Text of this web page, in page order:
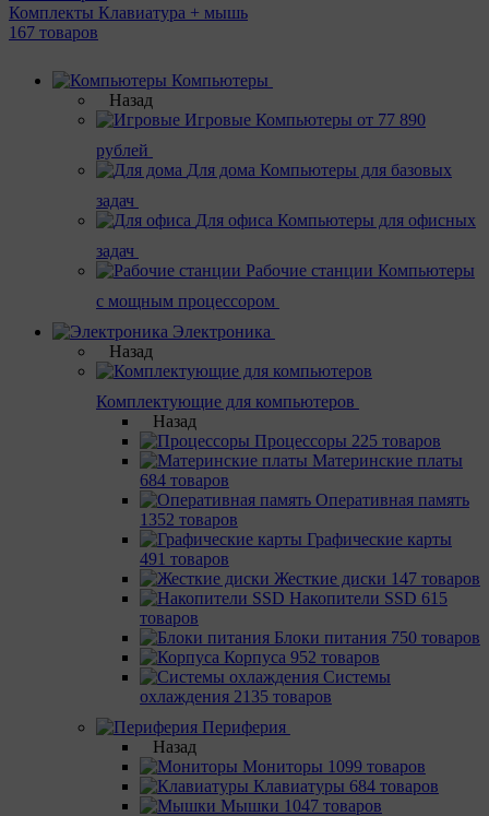
Комплекты Клавиатура + мышь
167 товаров
Компьютеры
Назад
Игровые Компьютеры от 77 890
рублей
Для дома Компьютеры для базовых
задач
Для офиса Компьютеры для офисных
задач
Рабочие станции Компьютеры
с мощным процессором
Электроника
Назад
Комплектующие для компьютеров
Назад
Процессоры 225 товаров
Материнcкие платы
684 товаров
Оперативная память
1352 товаров
Графические карты
491 товаров
Жесткие диски 147 товаров
Накопители SSD 615
товаров
Блоки питания 750 товаров
Корпуса 952 товаров
Системы
охлаждения 2135 товаров
Периферия
Назад
Мониторы 1099 товаров
Клавиатуры 684 товаров
Мышки 1047 товаров